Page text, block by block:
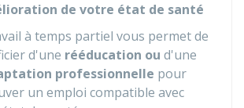
de votre état de santé
à temps partiel vous permet de
d'une rééducation ou d'une
professionnelle pour
un emploi compatible avec